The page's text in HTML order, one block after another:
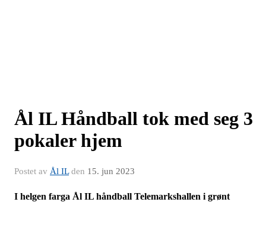
Ål IL Håndball tok med seg 3
pokaler hjem
Postet av Ål ILden 15. jun 2023
I helgen farga Ål IL håndball Telemarkshallen i grønt